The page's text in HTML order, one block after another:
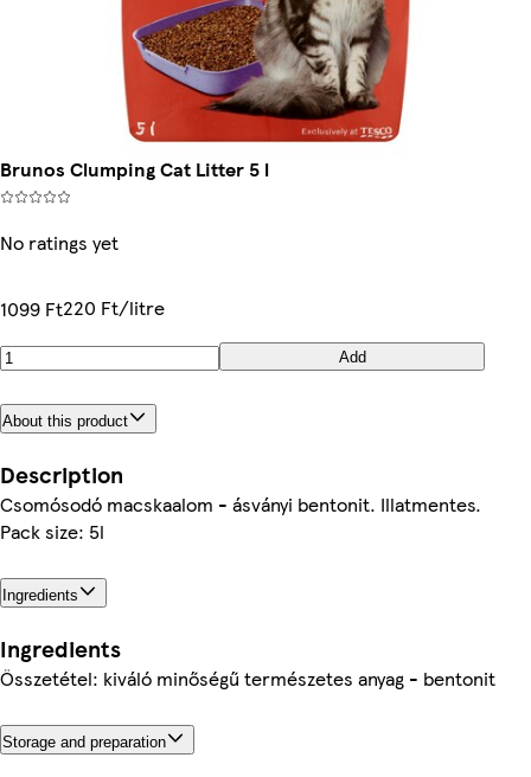
Brunos Clumping Cat Litter 5 l
No ratings yet
1099 Ft220 Ft/litre
Add
About this product
Description
Csomósodó macskaalom - ásványi bentonit. Illatmentes.
Pack size: 5l
Ingredients
Ingredients
Összetétel: kiváló minőségű természetes anyag - bentonit
Storage and preparation